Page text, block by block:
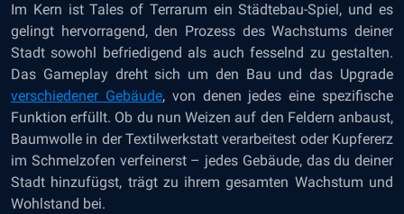
Im Kern ist Tales of Terrarum ein Städtebau-Spiel, und es
gelingt hervorragend, den Prozess des Wachstums deiner
Stadt sowohl befriedigend als auch fesselnd zu gestalten.
Das Gameplay dreht sich um den Bau und das Upgrade
verschiedener Gebäude, von denen jedes eine spezifische
Funktion erfüllt. Ob du nun Weizen auf den Feldern anbaust,
Baumwolle in der Textilwerkstatt verarbeitest oder Kupfererz
im Schmelzofen verfeinerst – jedes Gebäude, das du deiner
Stadt hinzufügst, trägt zu ihrem gesamten Wachstum und
Wohlstand bei.